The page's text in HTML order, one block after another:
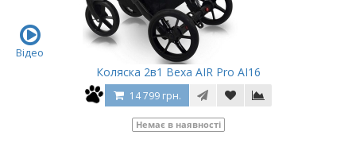
Відео
Коляска 2в1 Bexa AIR Pro AI16
14 799 грн.
Немає в наявності